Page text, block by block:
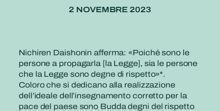
2 NOVEMBRE 2023
Nichiren Daishonin afferma: «Poiché sono le
persone a propagarla [la Legge], sia le persone
che la Legge sono degne di rispetto»*.
Coloro che si dedicano alla realizzazione
dell’ideale dell’insegnamento corretto per la
pace del paese sono Budda degni del rispetto